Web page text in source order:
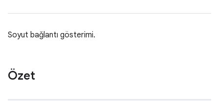
Soyut bağlantı gösterimi.
Özet